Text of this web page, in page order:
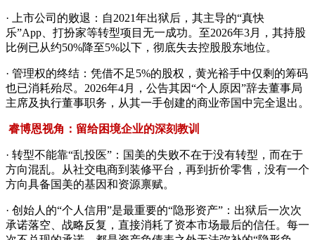
· 上市公司的败退：自2021年出狱后，其主导的“真快
乐”App、打扮家等转型项目无一成功。至2026年3月，其持股
比例已从约50%降至5%以下，彻底失去控股股东地位。
· 管理权的终结：凭借不足5%的股权，黄光裕手中仅剩的筹码
也已消耗殆尽。2026年4月，公告其因“个人原因”辞去董事局
主席及执行董事职务，从其一手创建的商业帝国中完全退出。
睿博恩视角：留给困境企业的深刻教训
· 转型不能靠“乱投医”：国美的失败不在于没有转型，而在于
方向混乱。从社交电商到装修平台，再到折价零售，没有一个
方向具备国美的基因和资源禀赋。
· 创始人的“个人信用”是最重要的“隐形资产”：出狱后一次次
承诺落空、战略反复，直接消耗了资本市场最后的信任。每一